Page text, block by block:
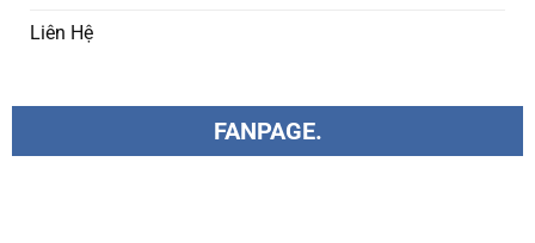
Liên Hệ
FANPAGE.